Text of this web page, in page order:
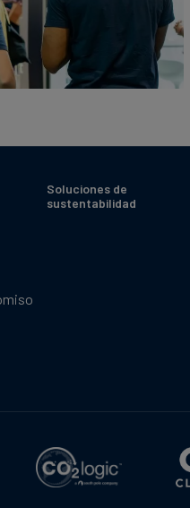
Soluciones de
sustentabilidad